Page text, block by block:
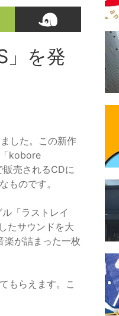
」を発
した。この新作
kobore
売されるCDに
ものです。
「ラストレイ
たサウンドを大
楽が詰まった一枚
もらえます。こ